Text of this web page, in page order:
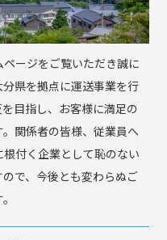
ージをご覧いただき誠に
県を拠点に運送事業を行
目指し、お客様に満足の
関係者の皆様、従業員へ
付く企業として恥のない
で、今後とも変わらぬご